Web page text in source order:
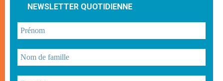
NEWSLETTER QUOTIDIENNE